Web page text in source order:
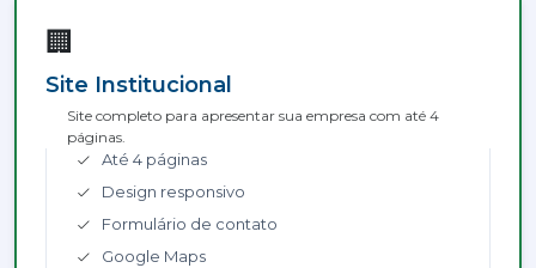
🏢
Site Institucional
Site completo para apresentar sua empresa com até 4
páginas.
Até 4 páginas
Design responsivo
Formulário de contato
Google Maps